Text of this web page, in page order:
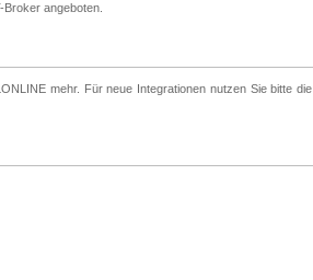
angeboten.
mehr. Für neue Integrationen nutzen Sie bitte die